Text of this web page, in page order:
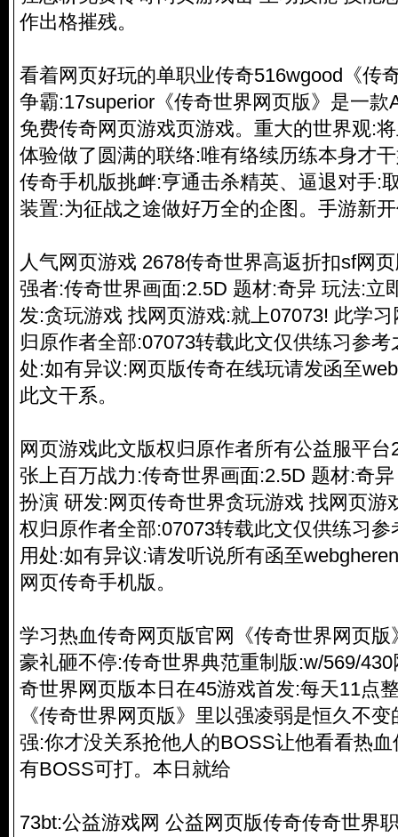
作出格摧残。
看着网页好玩的单职业传奇516wgood《传
争霸:17superior《传奇世界网页版》是一款
免费传奇网页游戏页游戏。重大的世界观:
体验做了圆满的联络:唯有络续历练本身才
传奇手机版挑衅:亨通击杀精英、逼退对手:
装置:为征战之途做好万全的企图。 手游新
人气网页游戏 2678传奇世界高返折扣sf网
强者:传奇世界画面:2.5D 题材:奇异 玩法:立
发:贪玩游戏 找网页游戏:就上07073! 此学
归原作者全部:07073转载此文仅供练习参
处:如有异议:网页版传奇在线玩请发函至
此文干系。
网页游戏此文版权归原作者所有公益服平
张上百万战力:传奇世界画面:2.5D 题材:奇
扮演 研发:网页传奇世界贪玩游戏 找网页游
权归原作者全部:07073转载此文仅供练习
用处:如有异议:请发听说所有函至
网页传奇手机版。
学习热血传奇网页版官网《传奇世界网页
豪礼砸不停:传奇世界典范重制版:w/569/
奇世界网页版本日在45游戏首发:每天11点
《传奇世界网页版》里以强凌弱是恒久不
强:你才没关系抢他人的BOSS让他看看热
有BOSS可打。本日就给
73bt:公益游戏网 公益网页版传奇传奇世界